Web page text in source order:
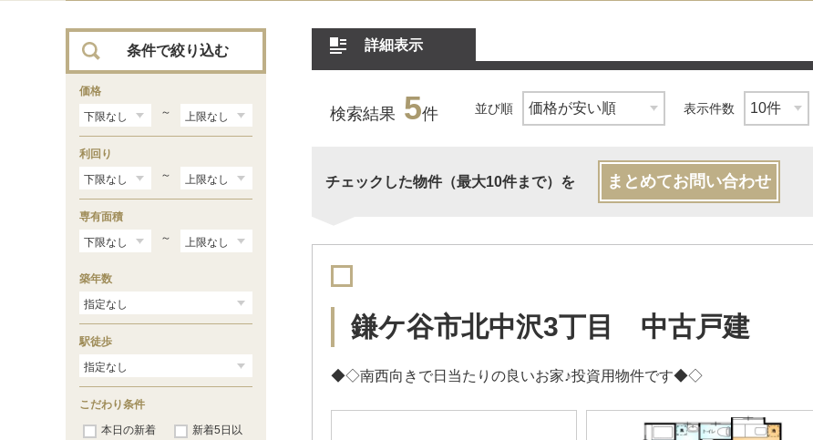
詳細表示
検索結果 5件 並び順 表示件数
チェックした物件（最大10件まで）を まとめてお問い合わせ
鎌ケ谷市北中沢3丁目 中古戸建
◆◇南西向きで日当たりの良いお家♪投資用物件です◆◇
条件で絞り込む
価格
～
利回り
～
専有面積
～
築年数
駅徒歩
こだわり条件
本日の新着
新着5日以